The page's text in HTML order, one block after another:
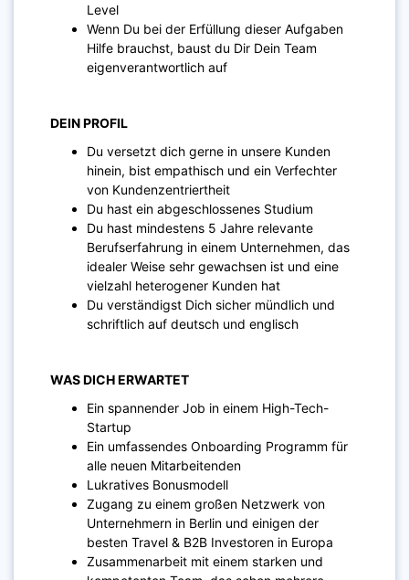
Level
Wenn Du bei der Erfüllung dieser Aufgaben
Hilfe brauchst, baust du Dir Dein Team
eigenverantwortlich auf
DEIN PROFIL
Du versetzt dich gerne in unsere Kunden
hinein, bist empathisch und ein Verfechter
von Kundenzentriertheit
Du hast ein abgeschlossenes Studium
Du hast mindestens 5 Jahre relevante
Berufserfahrung in einem Unternehmen, das
idealer Weise sehr gewachsen ist und eine
vielzahl heterogener Kunden hat
Du verständigst Dich sicher mündlich und
schriftlich auf deutsch und englisch
WAS DICH ERWARTET
Ein spannender Job in einem High-Tech-
Startup
Ein umfassendes Onboarding Programm für
alle neuen Mitarbeitenden
Lukratives Bonusmodell
Zugang zu einem großen Netzwerk von
Unternehmern in Berlin und einigen der
besten Travel & B2B Investoren in Europa
Zusammenarbeit mit einem starken und